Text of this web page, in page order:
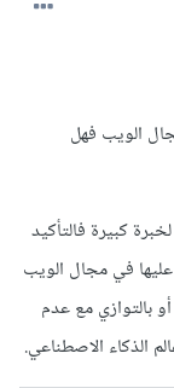
الويب فهل
كبيرة فالتأكيد
في مجال الويب
بالتوازي مع عدم
الذكاء الاصطناعي.